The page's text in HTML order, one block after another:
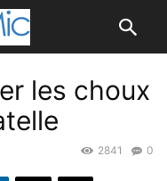
les choux
0
2841